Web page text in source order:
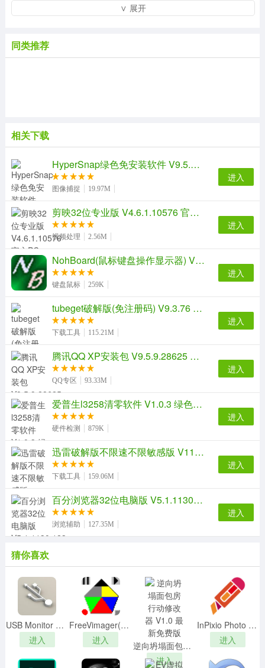
2：支持提取包含多个图标的dll和exe。
4：支持提取bmp/jpg/gif/png图片为图标。
5：替换exe图标功能，支持16色、256色和24位真
彩，支持替换包含16*16/32*32/48*48等任意大小图标的
exe。
【软件特色】
直观的操作界面，简单两步完成exe文件图标更改。
简单的工作流程，选择要更改图标的exe文件，选择图
标即可进行更改。
靖源EXE图标改换器官方版内置图标提取工具，可以
帮助您提取图标。
图标支持16色、256色、24位真彩等色彩效果。
可以自定义调整图标的宽度与图标宽度。
提取图标文件后，可以预览图标并查看图标信息。
∨ 展开
同类推荐
相关下载
HyperSnap绿色免安装软件 V9.5.1.00 绿色便携版
图像捕捉 19.97M
进入
剪映32位专业版 V4.6.1.10576 官方PC版
视频处理 2.56M
进入
NohBoard(鼠标键盘操作显示器) V0.3.2 官方版
键盘鼠标 259K
进入
tubeget破解版(免注册码) V9.3.76 中文免费版
下载工具 115.21M
进入
腾讯QQ XP安装包 V9.5.9.28625 官方最新版
QQ专区 93.33M
进入
爱普生l3258清零软件 V1.0.3 绿色最新版
硬件检测 879K
进入
迅雷破解版不限速不限敏感版 V11.2.6.1790 吾爱破解版
下载工具 159.06M
进入
百分浏览器32位电脑版 V5.1.1130.123 最新免费版
浏览辅助 127.35M
进入
猜你喜欢
USB Monitor Ultimatev8.36.01.9640中文破解版
进入
FreeVimager(免费图像查看编辑器) V9.9.22 绿色中文版
进入
逆向坍塌面包房行动修改器 V1.0 最新免费版
进入
InPixio Photo Cutterv8.5.6739汉化破解版
进入